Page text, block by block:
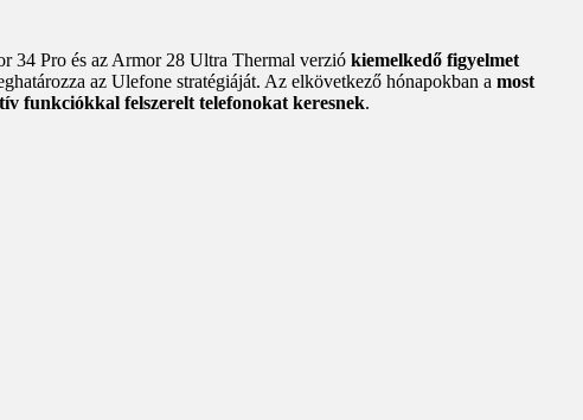
34 Pro és az Armor 28 Ultra Thermal verzió kiemelkedő figyelmet
az Ulefone stratégiáját. Az elkövetkező hónapokban a most
funkciókkal felszerelt telefonokat keresnek.